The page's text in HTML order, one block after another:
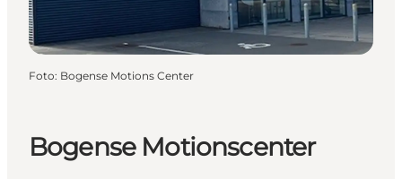
Bogense Motionscenter
Foto: Bogense Motions Center